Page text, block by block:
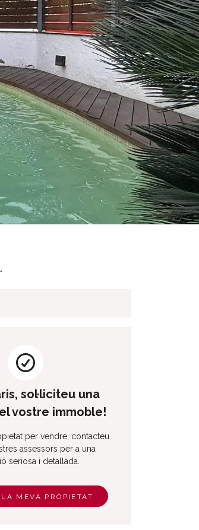
sol·liciteu una
vostre immoble!
per vendre, contacteu
assessors per a una
seriosa i detallada.
MEVA PROPIETAT